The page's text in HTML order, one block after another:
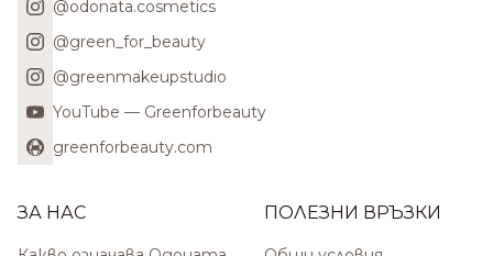
@odonata.cosmetics
@green_for_beauty
@greenmakeupstudio
YouTube — Greenforbeauty
greenforbeauty.com
ЗА НАС ПОЛЕЗНИ ВРЪЗКИ